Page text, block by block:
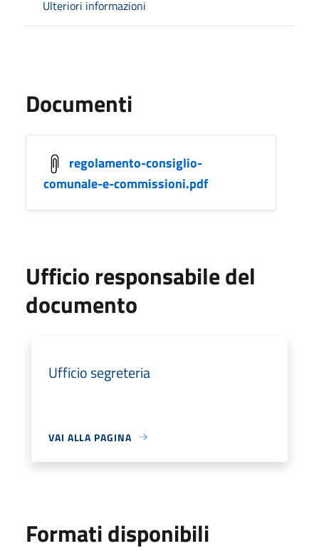
Ulteriori informazioni
Documenti
regolamento-consiglio-
comunale-e-commissioni.pdf
Ufficio responsabile del
documento
Ufficio segreteria
VAI ALLA PAGINA
Formati disponibili